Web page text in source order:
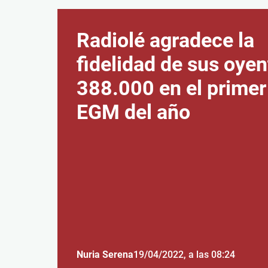
Radiolé agradece la
fidelidad de sus
388.000 en el primer
EGM del año
Nuria Serena19/04/2022, a las 08:24